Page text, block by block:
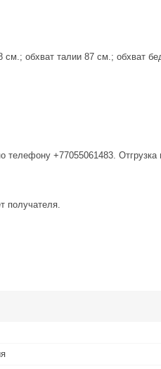
обхват талии 87 см.; обхват
+77055061483. Отгрузка
получателя.